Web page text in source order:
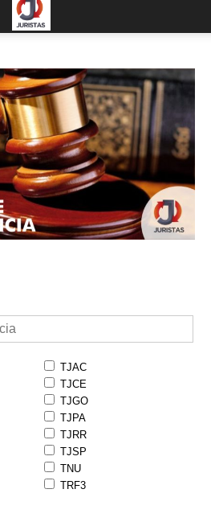
TJAC
TJCE
TJGO
TJPA
TJRR
TJSP
TNU
TRF3